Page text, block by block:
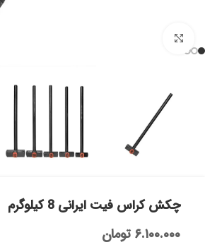
چکش کراس فیت ایرانی 8 کیلوگرم
۶.۱۰۰.۰۰۰ تومان